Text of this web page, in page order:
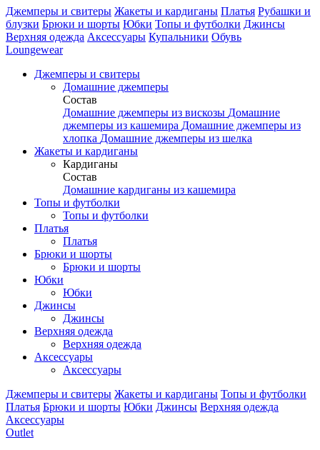
Джемперы и свитеры Жакеты и кардиганы Платья Рубашки и
блузки Брюки и шорты Юбки Топы и футболки Джинсы
Верхняя одежда Аксесcуары Купальники Обувь
Loungewear
Джемперы и свитеры
Домашние джемперы
Состав
Домашние джемперы из вискозы Домашние
джемперы из кашемира Домашние джемперы из
хлопка Домашние джемперы из шелка
Жакеты и кардиганы
Кардиганы
Состав
Домашние кардиганы из кашемира
Топы и футболки
Топы и футболки
Платья
Платья
Брюки и шорты
Брюки и шорты
Юбки
Юбки
Джинсы
Джинсы
Верхняя одежда
Верхняя одежда
Аксессуары
Аксессуары
Джемперы и свитеры Жакеты и кардиганы Топы и футболки
Платья Брюки и шорты Юбки Джинсы Верхняя одежда
Аксессуары
Outlet